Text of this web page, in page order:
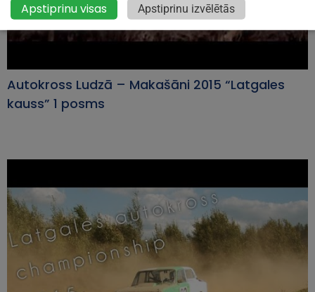
Autokross Ludzā – Makašāni 2015 “Latgales
kauss” 1 posms
Apstiprinu visas Apstiprinu izvēlētās